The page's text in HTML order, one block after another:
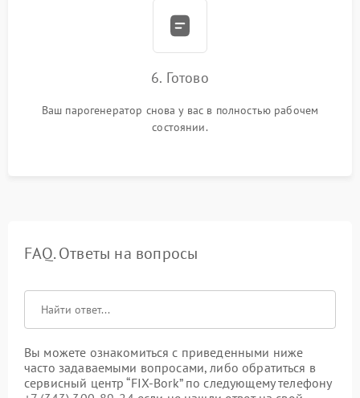
6. Готово
Ваш парогенератор снова у вас в полностью рабочем
состоянии.
FAQ. Ответы на вопросы
Вы можете ознакомиться с приведенными ниже
часто задаваемыми вопросами, либо обратиться в
сервисный центр “FIX-Bork” по следующему телефону